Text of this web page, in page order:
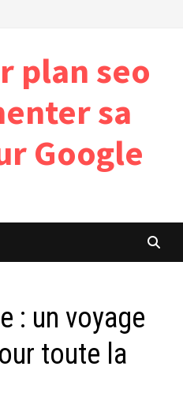
plan seo
sa
Google
: un voyage
toute la